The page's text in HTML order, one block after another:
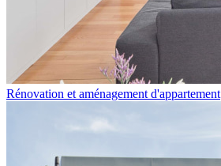
Rénovation et aménagement d'appartement